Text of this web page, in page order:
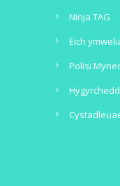
Ninja TAG
Eich
Polisi
Hygyrchedd